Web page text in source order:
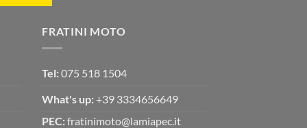
FRATINI MOTO
Tel: 075 518 1504
What's up: +39 3334656649
PEC: fratinimoto@lamiapec.it